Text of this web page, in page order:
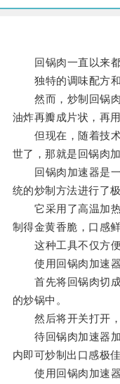
回锅肉一直以来都
独特的调味配方和
然而，炒制回锅肉
油炸再瓣成片状，再
但现在，随着技术
世了，那就是回锅肉加
回锅肉加速器是一
统的炒制方法进行了
它采用了高温加热
制得金黄香脆，口感鲜
这种工具不仅方便
使用回锅肉加速器
首先将回锅肉切成
的炒锅中。
然后将开关打开，
待回锅肉加速器加
内即可炒制出口感极
使用回锅肉加速器